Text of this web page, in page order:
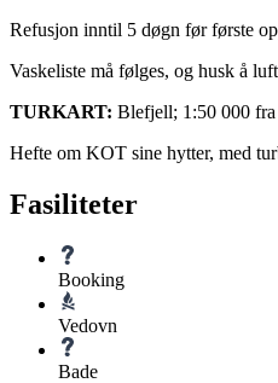
Refusjon inntil 5 døgn før første
Vaskeliste må følges, og husk å
TURKART: Blefjell; 1:50 000 fra
Hefte om KOT sine hytter, med
Fasiliteter
Booking
Vedovn
Bade